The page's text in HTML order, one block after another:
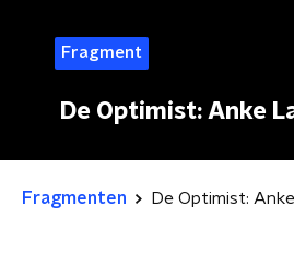
Fragment
De Optimist: Anke
Fragmenten De Optimist: